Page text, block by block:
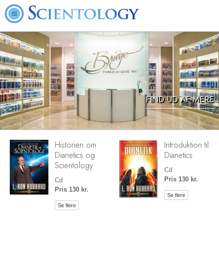
FIND UD AF MERE
Historien om
Dianetics og
Scientology
Cd
Pris 130 kr.
Se flere
Introduktion til
Dianetics
Cd
Pris 130 kr.
Se flere